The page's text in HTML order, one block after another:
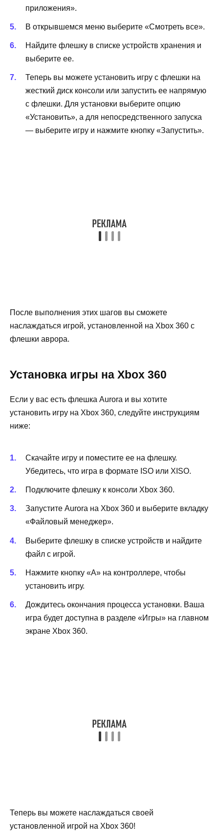
приложения».
В открывшемся меню выберите «Смотреть все».
Найдите флешку в списке устройств хранения и
выберите ее.
Теперь вы можете установить игру с флешки на
жесткий диск консоли или запустить ее напрямую
с флешки. Для установки выберите опцию
«Установить», а для непосредственного запуска
— выберите игру и нажмите кнопку «Запустить».
После выполнения этих шагов вы сможете
наслаждаться игрой, установленной на Xbox 360 с
флешки аврора.
Установка игры на Xbox 360
Если у вас есть флешка Aurora и вы хотите
установить игру на Xbox 360, следуйте инструкциям
ниже:
Скачайте игру и поместите ее на флешку.
Убедитесь, что игра в формате ISO или XISO.
Подключите флешку к консоли Xbox 360.
Запустите Aurora на Xbox 360 и выберите вкладку
«Файловый менеджер».
Выберите флешку в списке устройств и найдите
файл с игрой.
Нажмите кнопку «A» на контроллере, чтобы
установить игру.
Дождитесь окончания процесса установки. Ваша
игра будет доступна в разделе «Игры» на главном
экране Xbox 360.
Теперь вы можете наслаждаться своей
установленной игрой на Xbox 360!